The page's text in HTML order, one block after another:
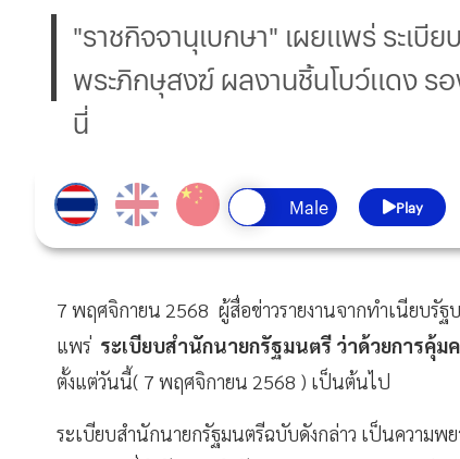
"ราชกิจจานุเบกษา" เผยแพร่ ระเ
พระภิกษุสงฆ์ ผลงานชิ้นโบว์แดง ร
นี่
Play
7 พฤศจิกายน 2568 ผู้สื่อข่าวรายงานจากทำเนียบรั
แพร่ ระเบียบสำนักนายกรัฐมนตรี ว่าด้วยการคุ้
ตั้งแต่วันนี้( 7 พฤศจิกายน 2568 ) เป็นต้นไป
ระเบียบสำนักนายกรัฐมนตรีฉบับดังกล่าว เป็นความพย